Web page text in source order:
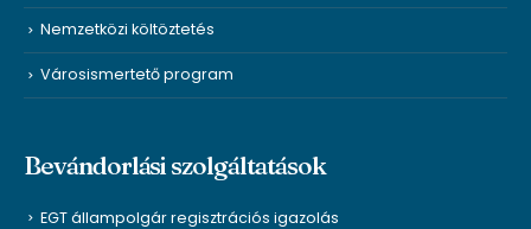
Nemzetközi költöztetés
Városismertető program
Bevándorlási szolgáltatások
EGT állampolgár regisztrációs igazolás